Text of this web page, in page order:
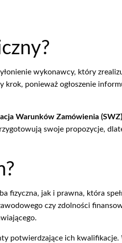
wykonawcy, który
krok, ponieważ ogłoszenie
Warunków Zamówienia (SWZ)
swoje propozycje,
fizyczna, jak i prawna, która
czy zdolności
potwierdzające ich kwalifikacje.